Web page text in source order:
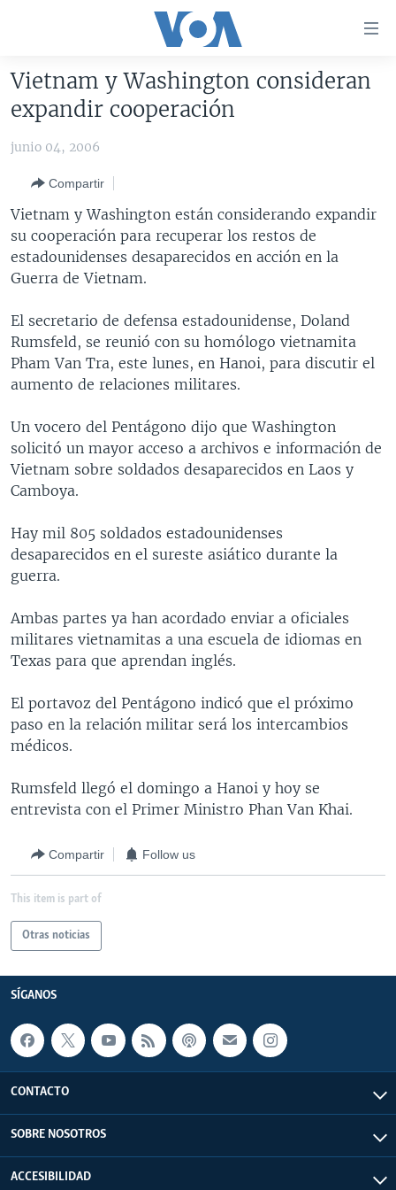
accesibilidad
contenido
principal
Salte
navegador
principal
Salte
AMÉRICA DEL NORTE
EEUU
MÉXICO
HAITÍ
ELECCIONES EEUU 2024
ELECCIONES EEUU
VOTO DIVIDIDO
VOA VERIFICA
VOA VERIFICA UCRANIA/RUSIA
VOA VERIFICA INMIGRACIÓN
VOA VERIFICA AMÉRICA LATINA
AMÉRICA LATINA
ARGENTINA
BOLIVIA
COLOMBIA
CHILE
PERÚ
ECUADOR
BRASIL
CHINA EN AMÉRICA LATINA
CENTROAMÉRICA
COSTA RICA
EL SALVADOR
GUATEMALA
HONDURAS
OTRAS SECCIONES
INMIGRACIÓN
LIBERTAD DE PRENSA
MUNDO
ENTRETENIMIENTO Y CULTURA
TECNOLOGÍA
CIENCIA Y SALUD
ESPECIALES DE LA VOA
LIBERTAD DE PRENSA
UCRANIA
VIDEOS
FOTOGRAFÍA
PROGRAMAS TV
EL MUNDO AL DÍA
VISIÓN 360
LAS CLAVES
RADIO
AUDIONOTICIAS
BUENOS DÍAS AMÉRICA
EL MUNDO AL DÍA [RADIO]
FORO [RADIO]
DEPORTIVO INTERNACIONAL
NOTA ECONÓMICA
DOCUMENTALES DE LA VOA
Learning English
SÍGANOS
Idiomas
Vietnam y Washington consideran
expandir cooperación
junio 04, 2006
Compartir
Vietnam y Washington están considerando expandir
su cooperación para recuperar los restos de
estadounidenses desaparecidos en acción en la
Guerra de Vietnam.
El secretario de defensa estadounidense, Doland
Rumsfeld, se reunió con su homólogo vietnamita
Pham Van Tra, este lunes, en Hanoi, para discutir el
aumento de relaciones militares.
Un vocero del Pentágono dijo que Washington
solicitó un mayor acceso a archivos e información de
Vietnam sobre soldados desaparecidos en Laos y
Camboya.
Hay mil 805 soldados estadounidenses
desaparecidos en el sureste asiático durante la
guerra.
Ambas partes ya han acordado enviar a oficiales
militares vietnamitas a una escuela de idiomas en
Texas para que aprendan inglés.
El portavoz del Pentágono indicó que el próximo
paso en la relación militar será los intercambios
médicos.
Rumsfeld llegó el domingo a Hanoi y hoy se
entrevista con el Primer Ministro Phan Van Khai.
Compartir Follow us
This item is part of
Otras noticias
SÍGANOS
CONTACTO
SOBRE NOSOTROS
ACCESIBILIDAD